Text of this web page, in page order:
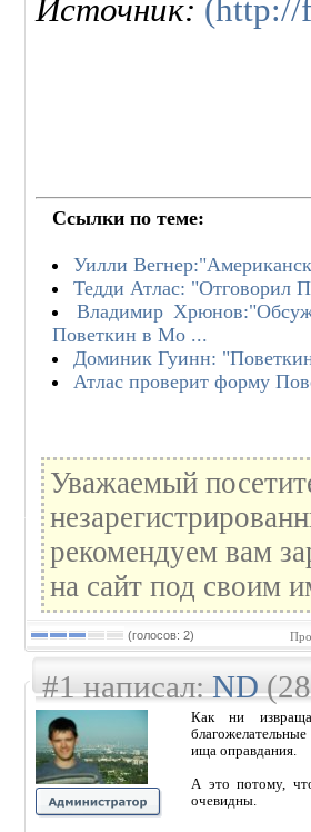
Источник: (http://
Ссылки по теме:
Уилли
Тедди Атлас: "Отговорил
Владимир
Поветкин в Мо ...
Доминик Гуинн:
Атлас проверит форму
Уважаемый
рекомендуем вам
на сайт под своим
(голосов: 2)
#1 написал:ND
Как ни
ища оправдания.
А это потому,
очевидны.